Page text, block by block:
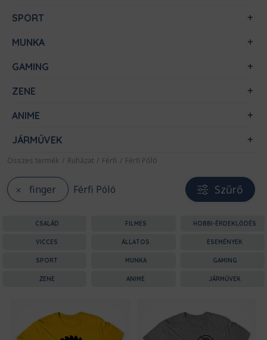
SPORT
MUNKA
GAMING
ZENE
ANIME
JÁRMŰVEK
Összes termék / Ruházat / Férfi / Férfi Póló
finger Férfi Póló Szűrő
CSALÁD FILMES HOBBI-ÉRDEKLŐDÉS
VICCES ÁLLATOS ESEMÉNYEK
SPORT MUNKA GAMING
ZENE ANIME JÁRMŰVEK